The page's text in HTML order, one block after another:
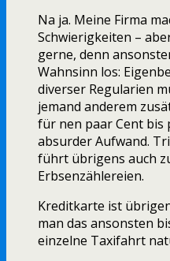
Na ja. Meine Firma
Schwierigkeiten –
gerne, denn
Wahnsinn los:
diverser Regularien
jemand anderem
für nen paar Cent bis
absurder Aufwand.
führt übrigens auch
Erbsenzählereien.
Kreditkarte ist
man das ansonsten
einzelne Taxifahrt